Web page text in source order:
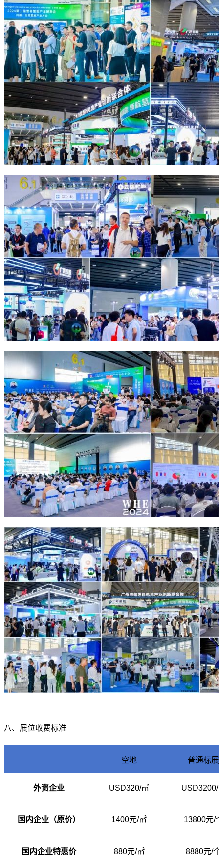
八、展位收费标准
空地 普通标展
外资企业 USD320/㎡ USD3200/
国内企业（原价） 1400元/㎡ 13800元/
国内企业特惠价 880元/㎡ 8880元/